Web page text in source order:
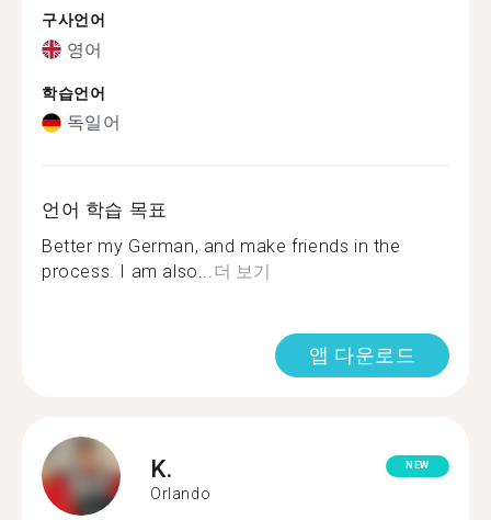
구사언어
영어
학습언어
독일어
언어 학습 목표
Better my German, and make friends in the
process. I am also...더 보기
앱 다운로드
K.
Orlando
NEW